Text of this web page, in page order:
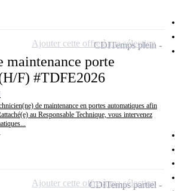
maintenance porte
F) #TDFE2026
de maintenance en portes automatiques afin
au Responsable Technique, vous intervenez
CDITemps plein
Ajouter cette offre à ma sélection
CDITemps partiel
Ajouter cette offre à ma sélection